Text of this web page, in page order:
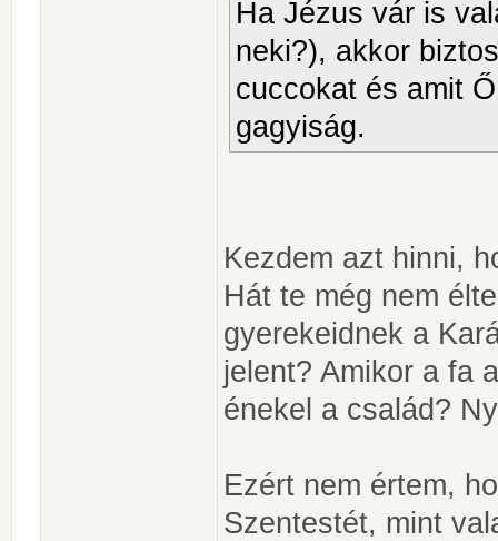
Ha Jézus vár is
neki?), akkor
cuccokat és amit
gagyiság.
Kezdem azt hinni,
Hát te még nem
gyerekeidnek a
jelent? Amikor a fa
énekel a család?
Ezért nem értem,
Szentestét, mint